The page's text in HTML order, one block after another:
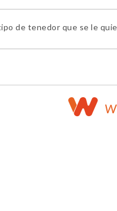
de tenedor que se le